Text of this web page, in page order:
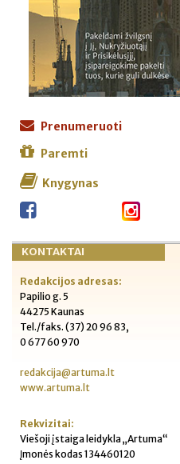
Prenumeruoti
Paremti
Knygynas
KONTAKTAI
Redakcijos adresas:
Papilio g. 5
44275 Kaunas
Tel./faks. (37) 20 96 83,
0 677 60 970
redakcija@artuma.lt
www.artuma.lt
Rekvizitai:
Viešoji įstaiga leidykla „Artuma“
Įmonės kodas 134460120